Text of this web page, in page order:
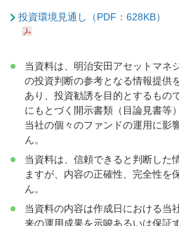
投資環境見通し（PDF：628KB）
当資料は、明治安田アセットマネ
の投資判断の参考となる情報提供
あり、投資勧誘を目的とするもの
にもとづく開示書類（目論見書等
当社の個々のファンドの運用に影
ん。
当資料は、信頼できると判断した
ますが、内容の正確性、完全性を
ん。
当資料の内容は作成日における当
来の運用成果を示唆あるいは保証